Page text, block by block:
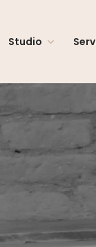
Studio